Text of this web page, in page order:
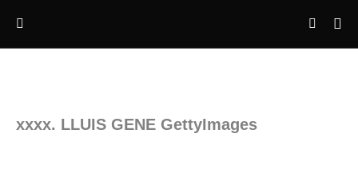
xxxx. LLUIS GENE GettyImages